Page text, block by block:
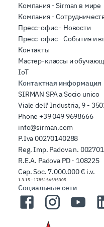
Компания - Sirman в мире
Компания -
Пресс-офис - Новости
Пресс-офис - События и
Контакты
Мастер-классы и
IoT
Контактная информация
SIRMAN SPA a Socio unico
Viale dell' Industria, 9 -
Phone +39 049 9698666
info@sirman.com
P.Iva 00270140288
Reg. Imp. Padova n.
R.E.A. Padova PD - 108225
Cap. Soc. 7.000.000 € i.v.
1.3.15 - 1785156595305
Социальные сети
FacebookInstagramYouTube